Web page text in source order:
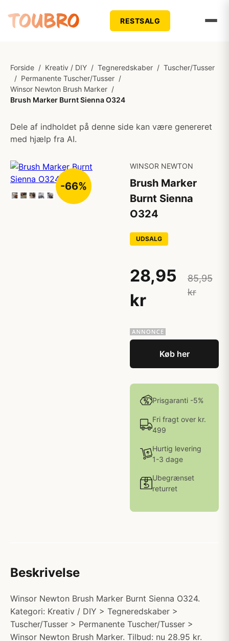
RESTSALG
Forside / Kreativ / DIY / Tegneredskaber / Tuscher/Tusser
/ Permanente Tuscher/Tusser /
Winsor Newton Brush Marker /
Brush Marker Burnt Sienna O324
Dele af indholdet på denne side kan være genereret
med hjælp fra AI.
-66%
WINSOR NEWTON
Brush Marker
Burnt Sienna
O324
UDSALG
28,95
kr
85,95
kr
Køb her
Prisgaranti -5%
Fri fragt over kr.
499
Hurtig levering
1-3 dage
Ubegrænset
returret
Beskrivelse
Winsor Newton Brush Marker Burnt Sienna O324.
Kategori: Kreativ / DIY > Tegneredskaber >
Tuscher/Tusser > Permanente Tuscher/Tusser >
Winsor Newton Brush Marker. Tilbud: nu 28.95 kr.